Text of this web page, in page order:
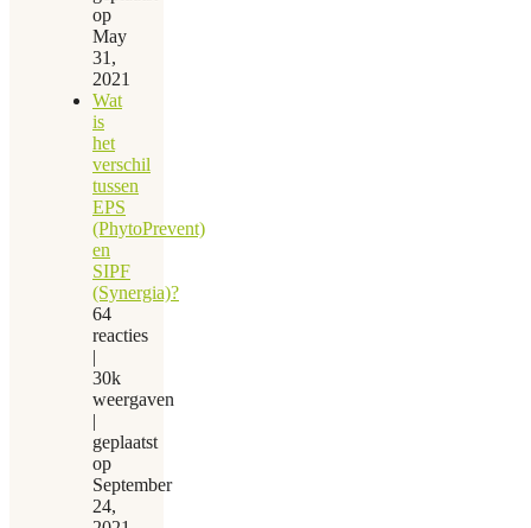
op
May
31,
2021
Wat
is
het
verschil
tussen
EPS
(PhytoPrevent)
en
SIPF
(Synergia)?
64
reacties
|
30k
weergaven
|
geplaatst
op
September
24,